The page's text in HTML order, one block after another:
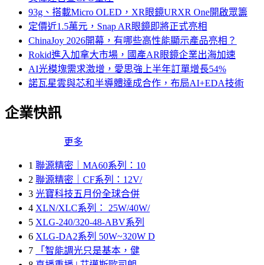
93g、搭載Micro OLED，XR眼鏡URXR One開啟眾籌
定價近1.5萬元，Snap AR眼鏡即將正式亮相
ChinaJoy 2026開幕，有哪些高性能顯示產品亮相？
Rokid進入加拿大市場，國產AR眼鏡企業出海加速
AI光模塊需求激增，愛思強上半年訂單增長54%
諾瓦星雲與芯和半導體達成合作，布局AI+EDA技術
企業快訊
更多
1 聯源精密｜MA60系列：10
2 聯源精密｜CF系列：12V/
3 光寶科技五月份全球合併
4 XLN/XLC系列： 25W/40W/
5 XLG-240/320-48-ABV系列
6 XLG-DA2系列 50W~320W D
7
「智能調光只是基本，健